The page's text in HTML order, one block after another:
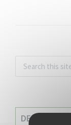
DERNIERES